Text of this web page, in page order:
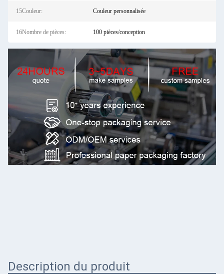
15Couleur: Couleur personnalisée
16Nombre de pièces: 100 pièces/conception
Description du produit